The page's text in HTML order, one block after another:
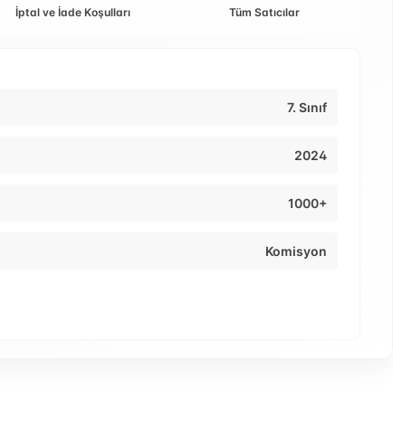
İptal ve İade Koşulları Tüm Satıcılar
7. Sınıf
2024
1000+
Komisyon